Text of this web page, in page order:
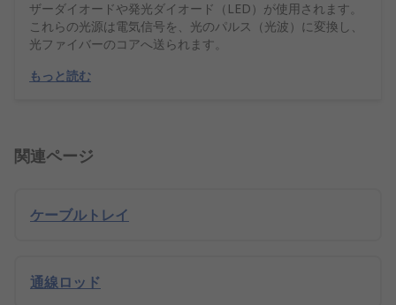
ザーダイオードや発光ダイオード（LED）が使用されます。
これらの光源は電気信号を、光のパルス（光波）に変換し、
光ファイバーのコアへ送られます。
もっと読む
関連ページ
ケーブルトレイ
通線ロッド